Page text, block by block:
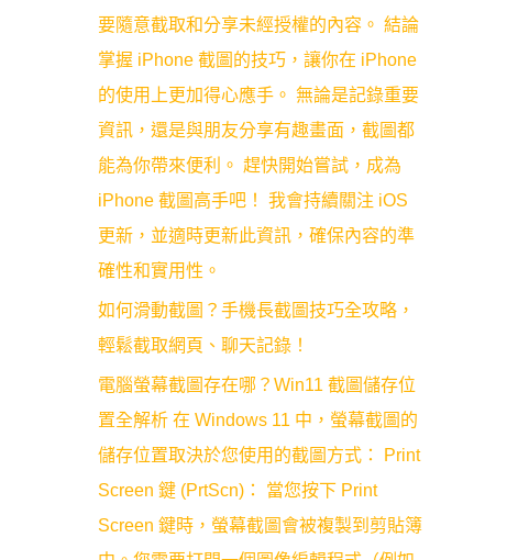
要隨意截取和分享未經授權的內容。 結論
掌握 iPhone 截圖的技巧，讓你在 iPhone
的使用上更加得心應手。 無論是記錄重要
資訊，還是與朋友分享有趣畫面，截圖都
能為你帶來便利。 趕快開始嘗試，成為
iPhone 截圖高手吧！ 我會持續關注 iOS
更新，並適時更新此資訊，確保內容的準
確性和實用性。
如何滑動截圖？手機長截圖技巧全攻略，
輕鬆截取網頁、聊天記錄！
電腦螢幕截圖存在哪？Win11 截圖儲存位
置全解析 在 Windows 11 中，螢幕截圖的
儲存位置取決於您使用的截圖方式： Print
Screen 鍵 (PrtScn)： 當您按下 Print
Screen 鍵時，螢幕截圖會被複製到剪貼簿